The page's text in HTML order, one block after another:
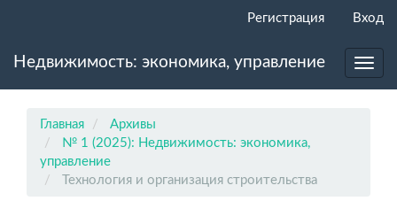
Основное
панель
Регистрация Вход
Недвижимость: экономика, управление
Главная
Архивы
№ 1 (2025): Недвижимость: экономика,
управление
Технология и организация строительства